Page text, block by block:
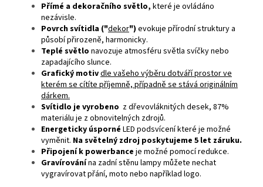
Přímé a dekoračního světlo, které je ovládáno
nezávisle.
Povrch svítidla ("dekor") evokuje přírodní struktury a
působí přirozeně, harmonicky.
Teplé světlo navozuje atmosféru světla svíčky nebo
zapadajícího slunce.
Grafický motivdle vašeho výběru dotváří prostor ve
kterém se cítíte příjemně, případně se stává originálním
dárkem.
Svítidlo je vyrobeno z dřevovláknitých desek, 87%
materiálu je z obnovitelných zdrojů.
Energeticky úsporné LED podsvícení které je možné
vyměnit. Na světelný zdroj poskytujeme 5 let záruku.
Připojení k powerbance je možné pomocí redukce.
Gravírovánína zadní stěnu lampy můžete nechat
vygravírovat přání, moto nebo například logo.